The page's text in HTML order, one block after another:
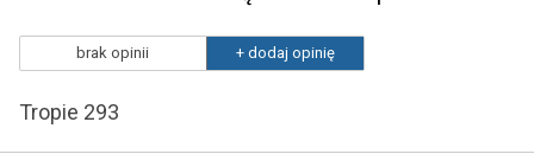
brak opinii + dodaj opinię
Tropie 293